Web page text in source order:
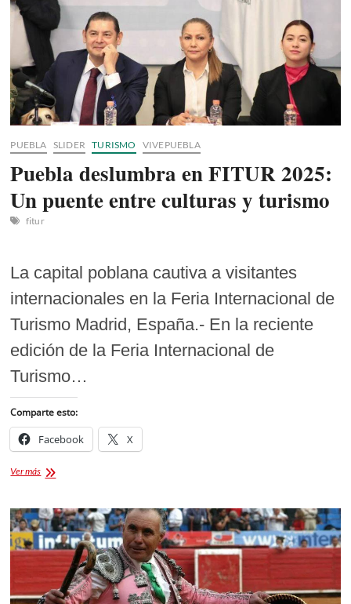
Celebrando
raíces
Tlaxcala
PUEBLA SLIDER TURISMO VIVEPUEBLA
Puebla deslumbra en FITUR 2025:
Un puente entre culturas y turismo
fitur
La capital poblana cautiva a visitantes
internacionales en la Feria Internacional de
Turismo Madrid, España.- En la reciente
edición de la Feria Internacional de
Turismo…
Comparte esto:
Facebook X
Ver másPuebla
FITUR
2025:
Un
puente
culturas
y